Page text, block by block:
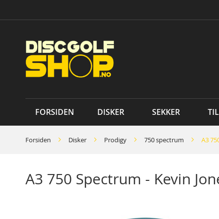
to
FORSIDEN DISKER SEKKER
Forsiden Disker Prodigy 750 spectrum A3
A3 750 Spectrum - Kevin